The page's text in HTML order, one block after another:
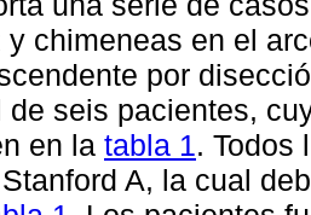
y chimeneas en el
por
de seis pacientes,
en la tabla 1 . Todos
A, la cual